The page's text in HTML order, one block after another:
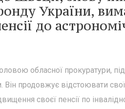
України,
до
обласної прокуратури,
Він продовжує відстоювати
своєї пенсії по